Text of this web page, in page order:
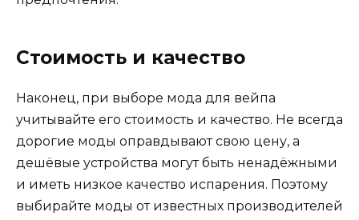
Стоимость и качество
Наконец, при выборе мода для вейпа
учитывайте его стоимость и качество. Не всегда
дорогие моды оправдывают свою цену, а
дешёвые устройства могут быть ненадёжными
и иметь низкое качество испарения. Поэтому
выбирайте моды от известных производителей